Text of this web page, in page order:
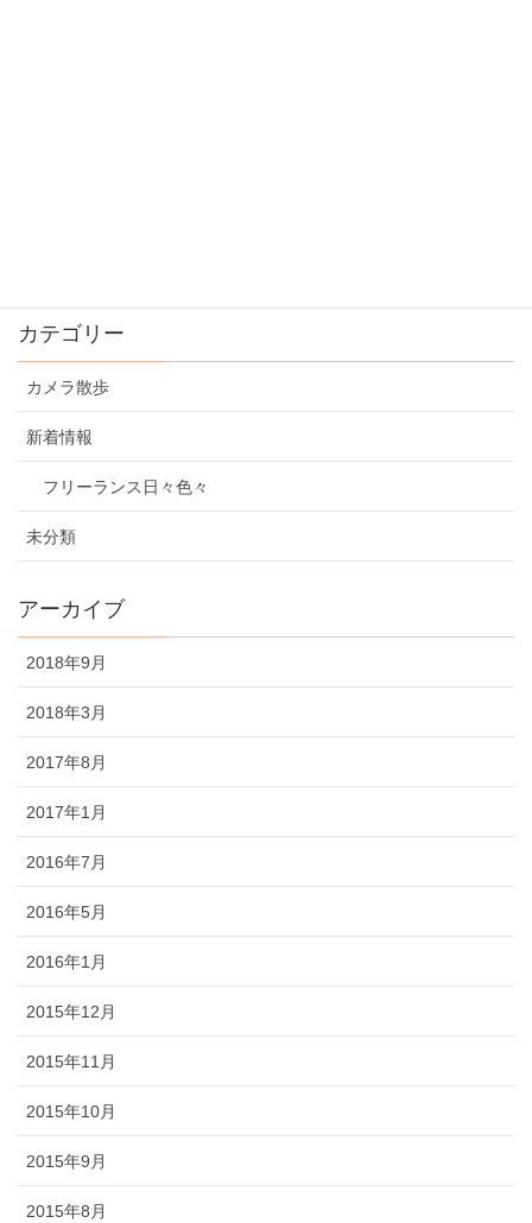
カテゴリー
カメラ散歩
新着情報
フリーランス日々色々
未分類
アーカイブ
2018年9月
2018年3月
2017年8月
2017年1月
2016年7月
2016年5月
2016年1月
2015年12月
2015年11月
2015年10月
2015年9月
2015年8月